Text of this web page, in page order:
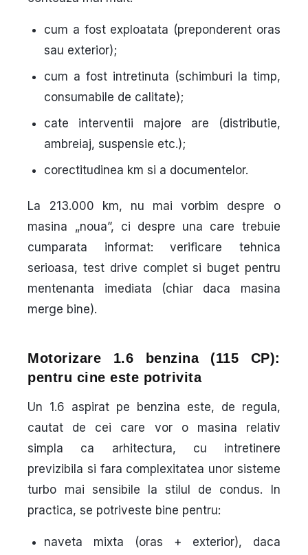
cum a fost exploatata (preponderent oras
sau exterior);
cum a fost intretinuta (schimburi la timp,
consumabile de calitate);
cate interventii majore are (distributie,
ambreiaj, suspensie etc.);
corectitudinea km si a documentelor.
La 213.000 km, nu mai vorbim despre o
masina „noua”, ci despre una care trebuie
cumparata informat: verificare tehnica
serioasa, test drive complet si buget pentru
mentenanta imediata (chiar daca masina
merge bine).
Motorizare 1.6 benzina (115 CP):
pentru cine este potrivita
Un 1.6 aspirat pe benzina este, de regula,
cautat de cei care vor o masina relativ
simpla ca arhitectura, cu intretinere
previzibila si fara complexitatea unor sisteme
turbo mai sensibile la stilul de condus. In
practica, se potriveste bine pentru:
naveta mixta (oras + exterior), daca